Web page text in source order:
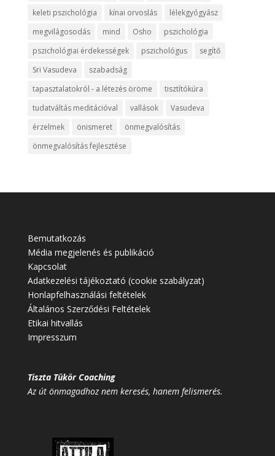
keleti pszichológia
kínai orvoslás
lélekgyógyász
megvilágosodás
mind Osho
pszichológia
pszichológiai érdekességek
pszichológus
segítő
Sri Vasudeva
szabadság
tapasztalatokról - a létezés öröme
tisztítókúra
tudatváltás meditációval
vallások
Vasudeva
érzelmek
önismeret
önmegvalósítás
önmegvalósítás fejlesztése
Bemutatkozás
Média megjelenés és publikáció
Kapcsolat
Adatkezelési tájékoztató (cookie szabályzat)
Honlapfelhasználási feltételek
Általános Szerződési Feltételek
Etikai hitvallás
Impresszum
Tiszta Tükör Coaching
Az út önmagadhoz nem keresés, hanem felismerés.